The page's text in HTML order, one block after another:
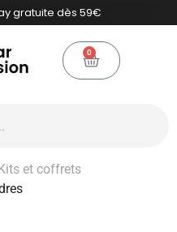
gratuite dès 59€
0
et coffrets